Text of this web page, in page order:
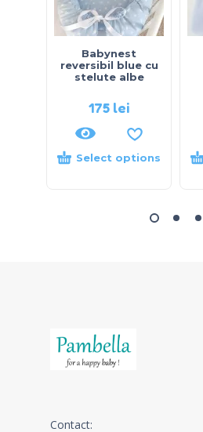
Babynest
reversibil blue cu
stelute albe
175 lei
Select options
Contact: